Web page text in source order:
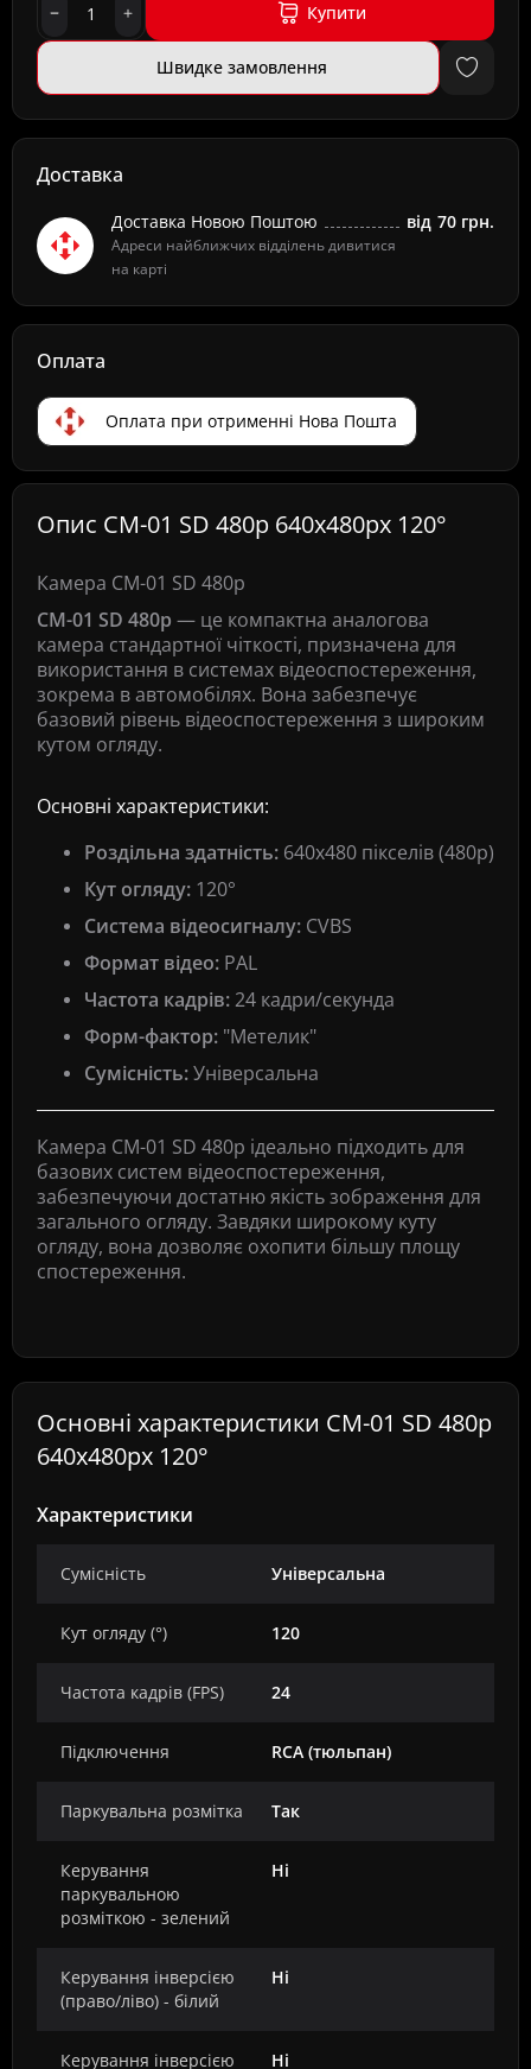
Купити
Швидке замовлення
Доставка
Доставка Новою Поштою
Адреси найближчих відділень дивитися
на карті
від 70 грн.
Оплата
Оплата при отрименні Нова Пошта
Опис CM-01 SD 480p 640x480px 120°
Камера CM-01 SD 480p
CM-01 SD 480p — це компактна аналогова
камера стандартної чіткості, призначена для
використання в системах відеоспостереження,
зокрема в автомобілях. Вона забезпечує
базовий рівень відеоспостереження з широким
кутом огляду.
Основні характеристики:
Роздільна здатність: 640x480 пікселів (480p)
Кут огляду: 120°
Система відеосигналу: CVBS
Формат відео: PAL
Частота кадрів:24 кадри/секунда
Форм-фактор: "Метелик"
Сумісність:Універсальна
Камера CM-01 SD 480p ідеально підходить для
базових систем відеоспостереження,
забезпечуючи достатню якість зображення для
загального огляду. Завдяки широкому куту
огляду, вона дозволяє охопити більшу площу
спостереження.
Основні характеристики CM-01 SD 480p
640x480px 120°
Характеристики
Сумісність Універсальна
Кут огляду (°) 120
Частота кадрів (FPS) 24
Підключення RCA (тюльпан)
Паркувальна розмітка Так
Керування
паркувальною
розміткою - зелений
Ні
Керування інверсією
(право/ліво) - білий
Ні
Керування інверсією Ні